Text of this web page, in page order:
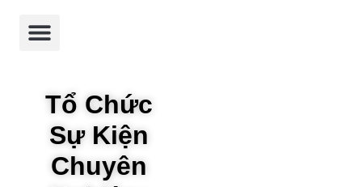
Tổ Chức
Sự Kiện
Chuyên